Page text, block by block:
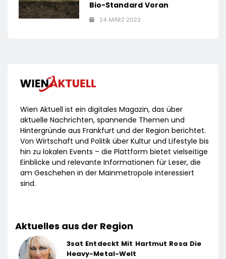
Bio-Standard Voran
24. MÄRZ 2022
Wien Aktuell ist ein digitales Magazin, das über
aktuelle Nachrichten, spannende Themen und
Hintergründe aus Frankfurt und der Region berichtet.
Von Wirtschaft und Politik über Kultur und Lifestyle bis
hin zu lokalen Events – die Plattform bietet vielseitige
Einblicke und relevante Informationen für Leser, die
am Geschehen in der Mainmetropole interessiert
sind.
Aktuelles aus der Region
3sat Entdeckt Mit Hartmut Rosa Die
Heavy-Metal-Welt